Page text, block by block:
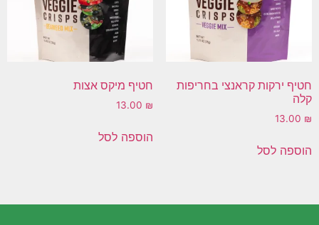
חטיף ירקות קראנצי בחריפות
קלה
13.00 ₪
הוספה לסל
חטיף מיקס אצות
13.00 ₪
הוספה לסל